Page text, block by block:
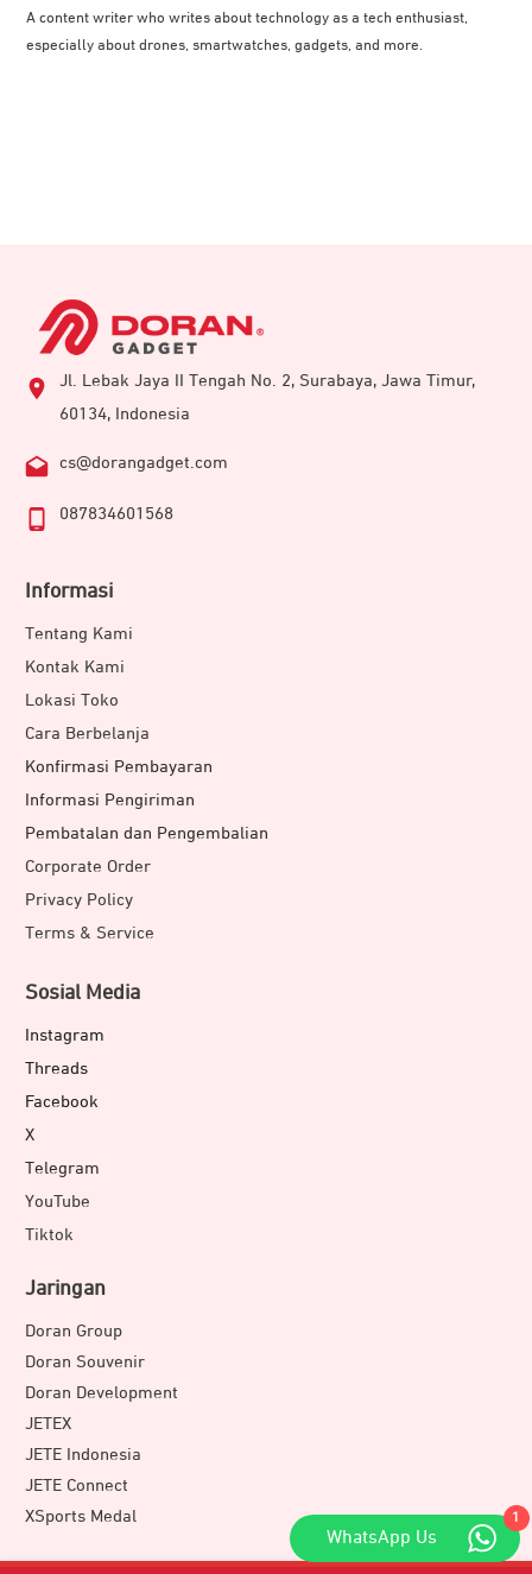
A content writer who writes about technology as a tech enthusiast,
especially about drones, smartwatches, gadgets, and more.
Jl. Lebak Jaya II Tengah No. 2, Surabaya, Jawa Timur,
60134, Indonesia
cs@dorangadget.com
087834601568
Informasi
Tentang Kami
Kontak Kami
Lokasi Toko
Cara Berbelanja
Konfirmasi Pembayaran
Informasi Pengiriman
Pembatalan dan Pengembalian
Corporate Order
Privacy Policy
Terms & Service
Sosial Media
Instagram
Threads
Facebook
X
Telegram
YouTube
Tiktok
Jaringan
Doran Group
Doran Souvenir
Doran Development
JETEX
JETE Indonesia
JETE Connect
XSports Medal
1
WhatsApp Us